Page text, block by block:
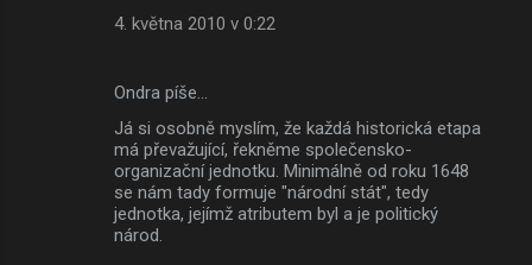
4. května 2010 v 0:22
Ondra píše…
Já si osobně myslím, že každá historická etapa
má převažující, řekněme společensko-
organizační jednotku. Minimálně od roku 1648
se nám tady formuje "národní stát", tedy
jednotka, jejímž atributem byl a je politický
národ.